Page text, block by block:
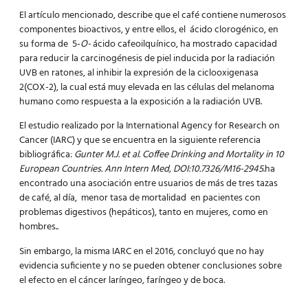
El artículo mencionado, describe que el café contiene numerosos
componentes bioactivos, y entre ellos, el ácido clorogénico, en
su forma de 5-O-ácido cafeoilquínico, ha mostrado capacidad
para reducir la carcinogénesis de piel inducida por la radiación
UVB en ratones, al inhibir la expresión de la ciclooxigenasa
2(COX-2), la cual está muy elevada en las células del melanoma
humano como respuesta a la exposición a la radiación UVB.
El estudio realizado por la International Agency for Research on
Cancer (IARC) y que se encuentra en la siguiente referencia
bibliográfica:Gunter M.J. et al. Coffee Drinking and Mortality in 10
European Countries. Ann Intern Med, DOI:10.7326/M16-2945.ha
encontrado una asociación entre usuarios de más de tres tazas
de café, al día, menor tasa de mortalidad en pacientes con
problemas digestivos (hepáticos), tanto en mujeres, como en
hombres..
Sin embargo, la misma IARCen el 2016, concluyó que no hay
evidencia suficiente y no se pueden obtener conclusiones sobre
el efecto en el cáncer laríngeo, faríngeo y de boca.